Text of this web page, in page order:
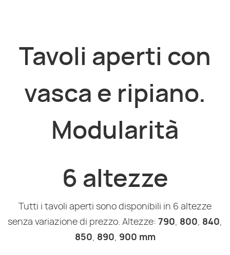
Tavoli aperti con
vasca e ripiano.
Modularità
6 altezze
Tutti i tavoli aperti sono disponibili in 6 altezze
senza variazione di prezzo. Altezze: 790, 800, 840,
850, 890, 900 mm